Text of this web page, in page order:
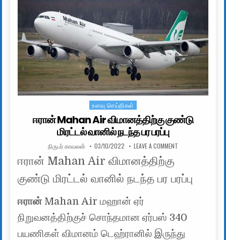
Posted in
உளவு செய்திகள்
ஈரான் Mahan Air விமானத்திற்கு குண்டு
மிரட்டல் வானில் நடந்த பர பரப்பு
AUTHOR:
நிருபர் காவலன் PUBLISHED DATE:
03/10/2022 LEAVE A COMMENT
ஈரான் Mahan Air விமானத்திற்கு
குண்டு மிரட்டல் வானில் நடந்த பர பரப்பு
ஈரான்Mahan Air மஹான் ஏர்
நிறுவனத்திற்குச் சொந்தமான ஏர்பஸ் 340
பயணிகள் விமானம் டெஹ்ரானில் இருந்து